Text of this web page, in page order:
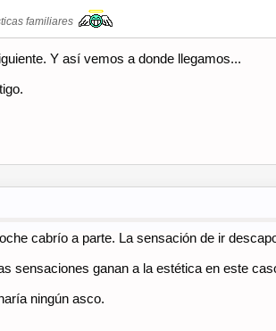
familiares
Y así vemos a donde llegamos...
cabrío a parte. La sensación de ir
sensaciones ganan a la estética en este
ningún asco.